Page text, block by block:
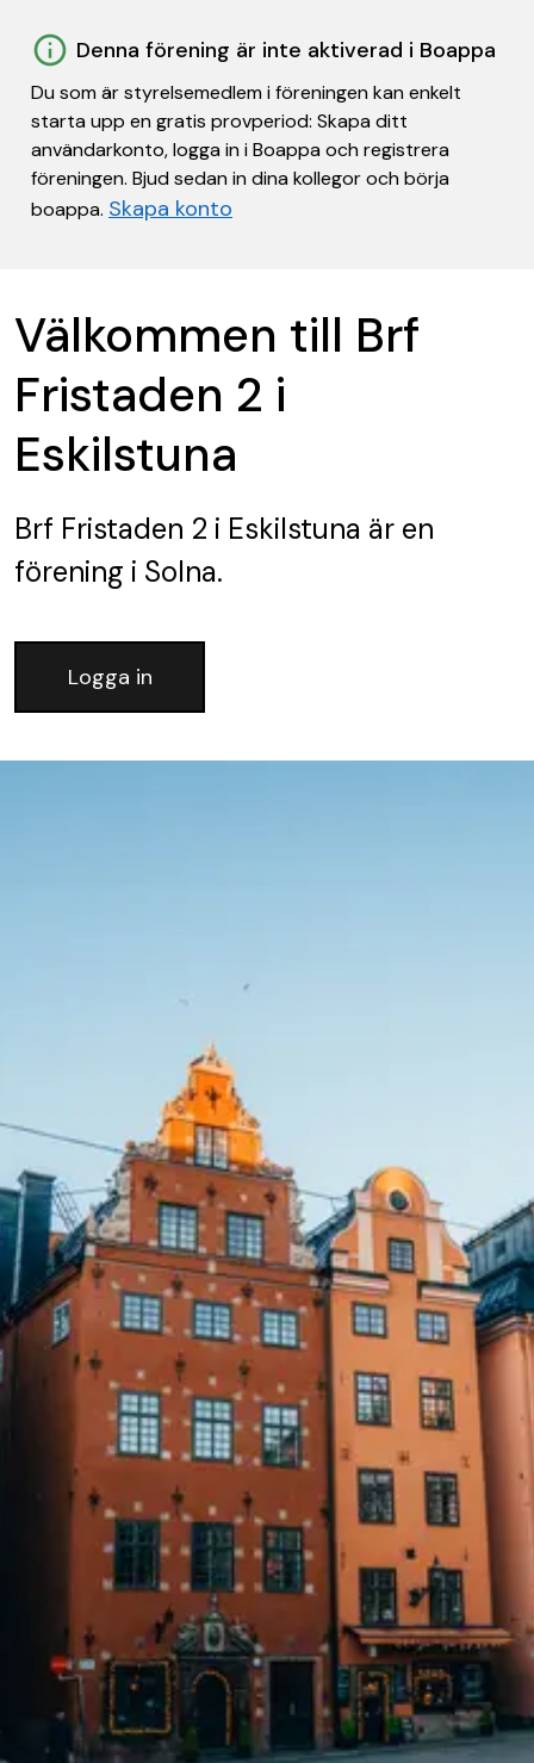
Denna förening är inte aktiverad i Boappa
Du som är styrelsemedlem i föreningen kan enkelt
starta upp en gratis provperiod: Skapa ditt
användarkonto, logga in i Boappa och registrera
föreningen. Bjud sedan in dina kollegor och börja
boappa. Skapa konto
Välkommen till Brf
Fristaden 2 i
Eskilstuna
Brf Fristaden 2 i Eskilstuna är en
förening i Solna.
Logga in